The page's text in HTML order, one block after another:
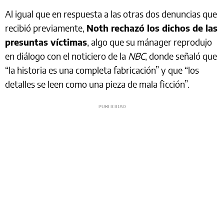
Al igual que en respuesta a las otras dos denuncias que
recibió previamente, Noth rechazó los dichos de las
presuntas víctimas, algo que su mánager reprodujo
en diálogo con el noticiero de la NBC, donde señaló que
“la historia es una completa fabricación” y que “los
detalles se leen como una pieza de mala ficción”.